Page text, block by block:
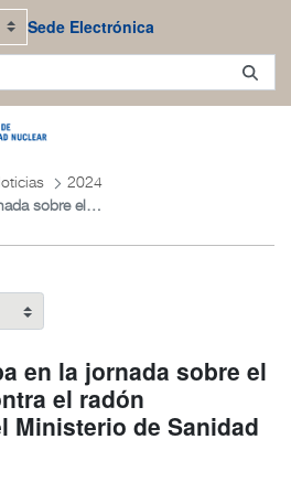
Sede Electrónica
2024
El CSN participa en la jornada sobre el Plan Nacional contra el radón organizada por el Ministerio de Sanidad
en la jornada sobre el
el radón
Ministerio de Sanidad